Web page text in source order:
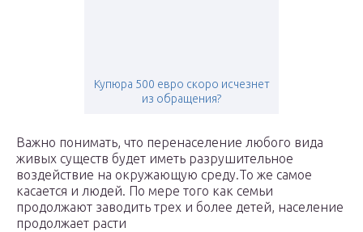
Купюра 500 евро скоро исчезнет
из обращения?
Важно понимать, что перенаселение любого вида
живых существ будет иметь разрушительное
воздействие на окружающую среду.То же самое
касается и людей. По мере того как семьи
продолжают заводить трех и более детей, население
продолжает расти